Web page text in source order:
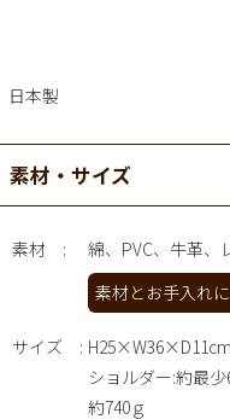
日本製
素材・サイズ
素材
綿、PVC、牛革、
素材とお手入れ
サイズ
H25×W36×D11cm
ショルダー:約最
約740ｇ